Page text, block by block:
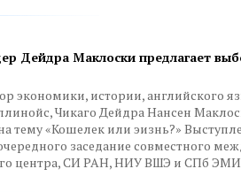
Дейдра Маклоски предлагает
экономики, истории, английского
Чикаго Дейдра Нансен
тему «Кошелек или эизнь?»
заседание совместного
центра, СИ РАН, НИУ ВШЭ и СПб